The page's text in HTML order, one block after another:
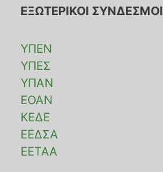
ΕΞΩΤΕΡΙΚΟΙ ΣΥΝΔΕΣΜΟΙ
ΥΠΕΝ
ΥΠΕΣ
ΥΠΑΝ
ΕΟΑΝ
ΚΕΔΕ
ΕΕΔΣΑ
ΕΕΤΑΑ